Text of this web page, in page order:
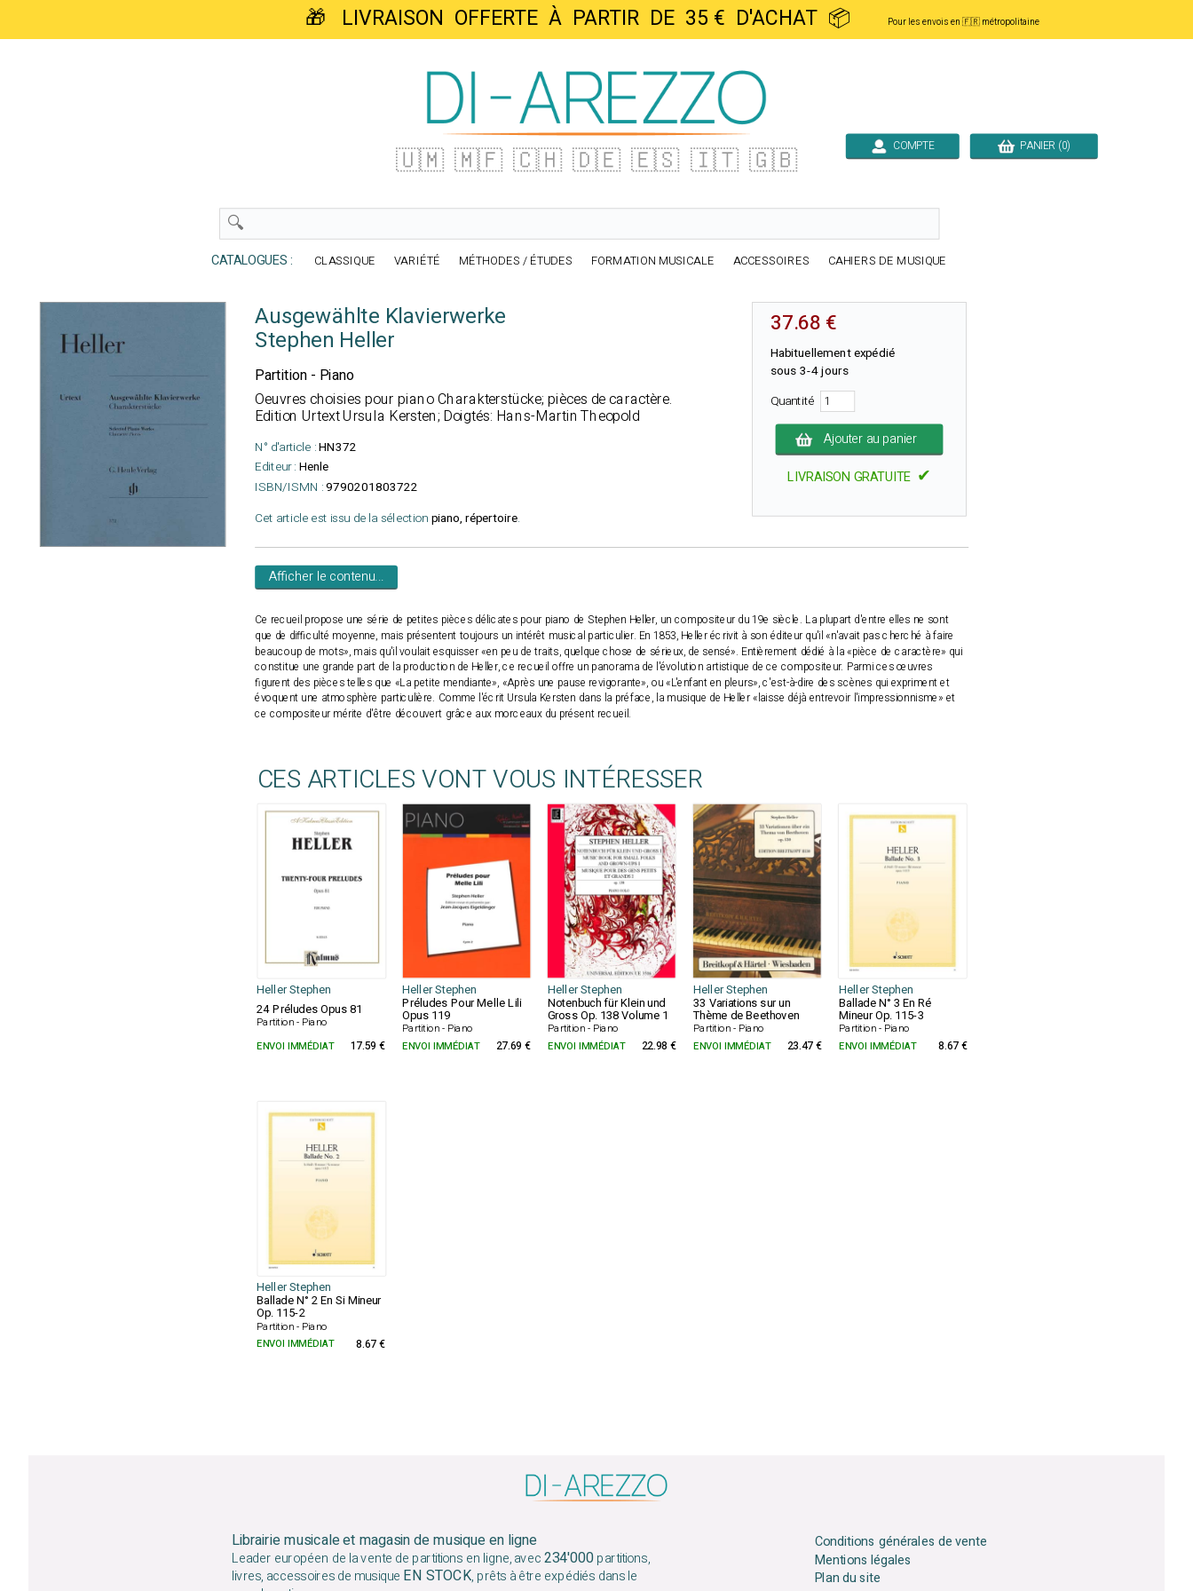
🎁 LIVRAISON OFFERTE À PARTIR DE 35 € D'ACHAT 📦 Pour les envois en 🇫🇷 métropolitaine
🇺🇲 🇲🇫 🇨🇭 🇩🇪 🇪🇸 🇮🇹 🇬🇧 COMPTE PANIER (0)
CATALOGUES : CLASSIQUE VARIÉTÉ MÉTHODES / ÉTUDES FORMATION MUSICALE ACCESSOIRES CAHIERS DE MUSIQUE
Ausgewählte Klavierwerke
Stephen Heller
Partition - Piano
Oeuvres choisies pour piano Charakterstücke; pièces de caractère.
Edition Urtext Ursula Kersten; Doigtés: Hans-Martin Theopold
N° d'article :HN372
Editeur : Henle
ISBN/ISMN :9790201803722
Cet article est issu de la sélection piano, répertoire.
37.68 €
Habituellement expédié
sous 3-4 jours
Quantité
Ajouter au panier
LIVRAISON GRATUITE ✔
Afficher le contenu...
Ce recueil propose une série de petites pièces délicates pour piano de Stephen Heller, un compositeur du 19e siècle. La plupart d'entre elles ne sont
que de difficulté moyenne, mais présentent toujours un intérêt musical particulier. En 1853, Heller écrivit à son éditeur qu'il «n'avait pas cherché à faire
beaucoup de mots», mais qu'il voulait esquisser «en peu de traits, quelque chose de sérieux, de sensé». Entièrement dédié à la «pièce de caractère» qui
constitue une grande part de la production de Heller, ce recueil offre un panorama de l'évolution artistique de ce compositeur. Parmi ces œuvres
figurent des pièces telles que «La petite mendiante», «Après une pause revigorante», ou «L'enfant en pleurs», c'est-à-dire des scènes qui expriment et
évoquent une atmosphère particulière. Comme l'écrit Ursula Kersten dans la préface, la musique de Heller «laisse déjà entrevoir l'impressionnisme» et
ce compositeur mérite d'être découvert grâce aux morceaux du présent recueil.
CES ARTICLES VONT VOUS INTÉRESSER
Heller Stephen Heller Stephen Heller Stephen Heller Stephen
Heller Stephen
24 Préludes Opus 81
Partition - Piano
Préludes Pour Melle Lili
Opus 119
Partition - Piano
Notenbuch für Klein und
Gross Op. 138 Volume 1
Partition - Piano
33 Variations sur un
Thème de Beethoven
Partition - Piano
Ballade N° 3 En Ré
Mineur Op. 115-3
Partition - Piano
ENVOI IMMÉDIAT 17.59 € ENVOI IMMÉDIAT 27.69 € ENVOI IMMÉDIAT 22.98 € ENVOI IMMÉDIAT 23.47 € ENVOI IMMÉDIAT 8.67 €
Heller Stephen
Ballade N° 2 En Si Mineur
Op. 115-2
Partition - Piano
ENVOI IMMÉDIAT 8.67 €
Librairie musicale et magasin de musique en ligne
Leader européen de la vente de partitions en ligne, avec234'000partitions,
livres, accessoires de musique EN STOCK, prêts à être expédiés dans le
Conditions générales de vente
Mentions légales
Plan du site